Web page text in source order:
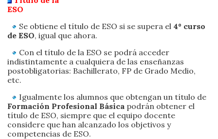
ESO
Se obtiene el título de ESO si se supera el 4º curso
de ESO, igual que ahora.
Con el título de la ESO se podrá acceder
indistintamente a cualquiera de las enseñanzas
postobligatorias: Bachillerato, FP de Grado Medio,
etc.
Igualmente los alumnos que obtengan un título de
Formación Profesional Básica podrán obtener el
título de ESO, siempre que el equipo docente
considere que han alcanzado los objetivos y
competencias de ESO.